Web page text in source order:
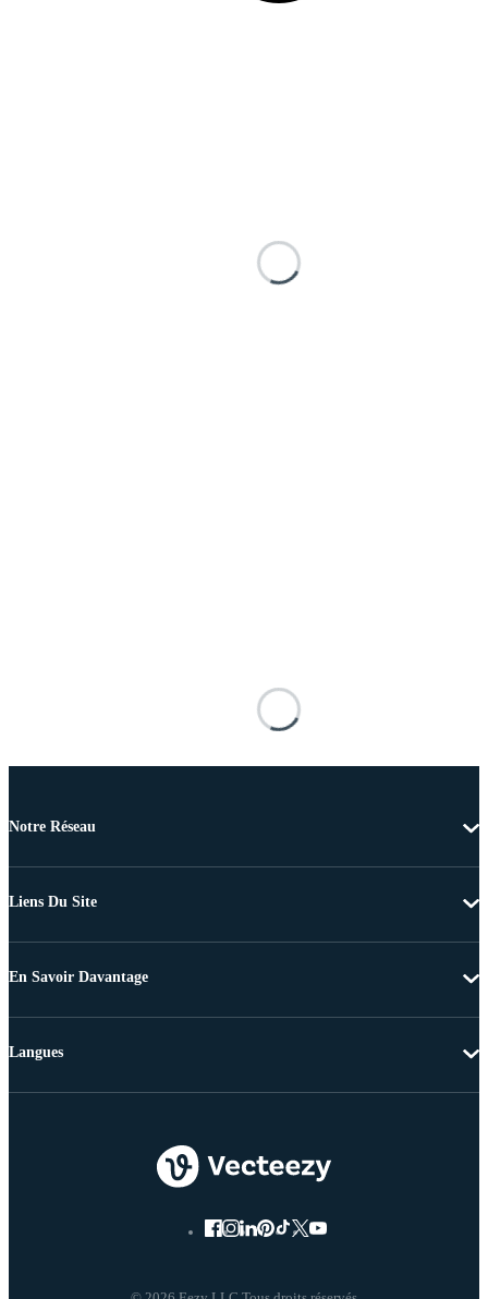
Notre Réseau
Liens Du Site
En Savoir Davantage
Langues